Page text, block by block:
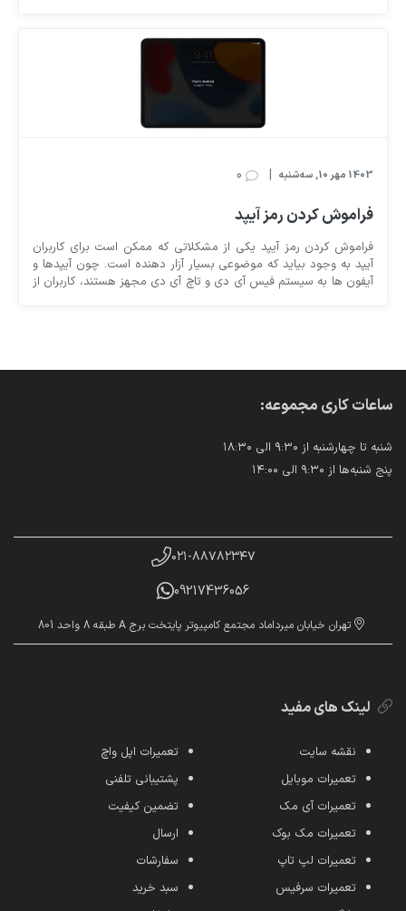
خود را بفروشند. چرا که به راحتی می توان با نرم افزارهای خاصی تمام
اطلاعات پاک شده را ریکاوری کرد. به همین دلیل افراد به دنبال راه حلی
هستند تا اطلاعات به طور کامل پاک شوند و به هیچ عنوان نتوان مجددا
آن ها را برگرداند. در این مطلب قصد داریم ترفندهای پاک کردن دائمی
اطلاعات گوشی را به شما آموزش دهیم.
1403 مهر 10, سه‌شنبه |
0
فراموش کردن رمز آیپد
فراموش کردن رمز آیپد یکی از مشکلاتی که ممکن است برای کاربران
آیپد به وجود بیاید که موضوعی بسیار آزار دهنده است. چون آیپدها و
آیفون ها به سیستم فیس آی دی و تاچ آی دی مجهز هستند، کاربران از
کنید و آن را قفل گشایی کنید.
ساعات کاری مجموعه:
شنبه تا چهارشنبه از ۹:۳۰ الی ۱۸:۳۰
پنج شنبه‌ها از ۹:۳۰ الی ۱۴:۰۰
۰۲۱-۸۸۷۸۲۳۴۷
09217436056
تهران خیابان میرداماد مجتمع کامپیوتر پایتخت برج A طبقه 8 واحد 801
لینک های مفید
نقشه سایت
تعمیرات موبایل
تعمیرات آی مک
تعمیرات مک بوک
تعمیرات لپ تاپ
تعمیرات سرفیس
تعمیرات اپل واچ
پشتیبانی تلفنی
تضمین کیفیت
ارسال
سفارشات
سبد خرید